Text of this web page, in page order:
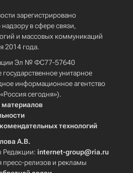
зарегистрировано
в сфере связи,
и массовых коммуникаций
2014 года.
Эл № ФС77-57640
унитарное
информационное агентство
сегодня»).
материалов
технологий
А.В.
Редакции: internet-group@ria.ru
релизов и рекламы